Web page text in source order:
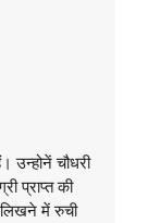
उन्होनें चौधरी
प्राप्त की
में रुची